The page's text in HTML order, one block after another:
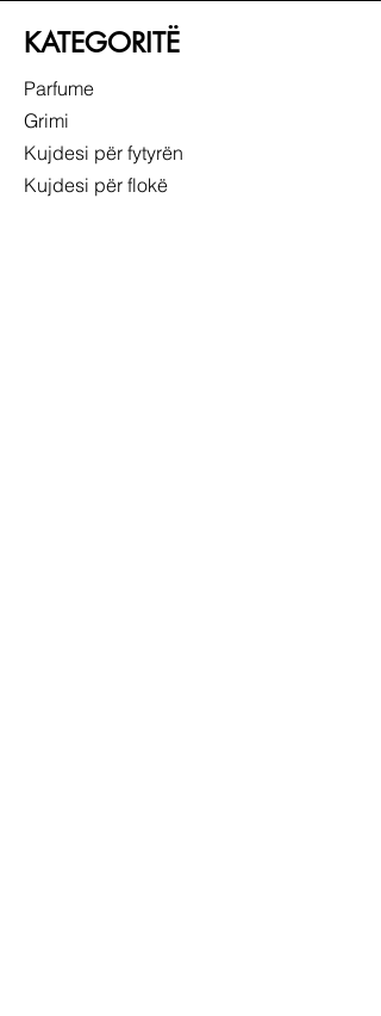
KATEGORITË
Parfume
Grimi
Kujdesi për fytyrën
Kujdesi për flokë